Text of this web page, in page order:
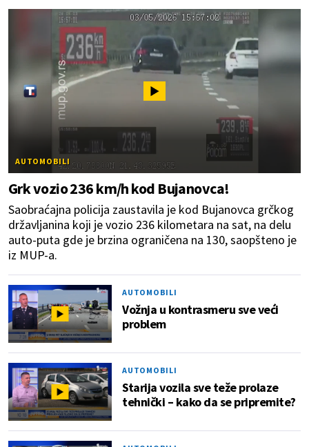
AUTOMOBILI
Grk vozio 236 km/h kod Bujanovca!
Saobraćajna policija zaustavila je kod Bujanovca grčkog
državljanina koji je vozio 236 kilometara na sat, na delu
auto-puta gde je brzina ograničena na 130, saopšteno je
iz MUP-a.
AUTOMOBILI
Vožnja u kontrasmeru sve veći
problem
AUTOMOBILI
Starija vozila sve teže prolaze
tehnički – kako da se pripremite?